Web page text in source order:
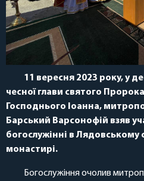
11 вересня 2023 року, у
чесної глави святого
Господнього Іоанна,
Барський Варсонофій взяв
богослужінні в Лядовському
монастирі.
Богослужіння очолив